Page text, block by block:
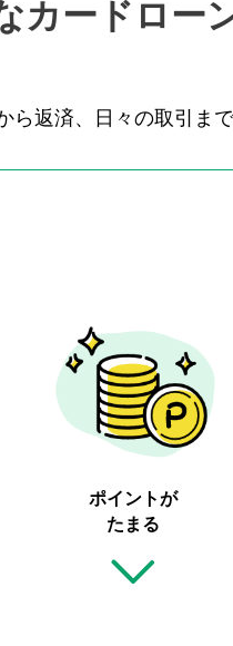
カードロー
ら返済、日々の取引ま
ポイントが
たまる